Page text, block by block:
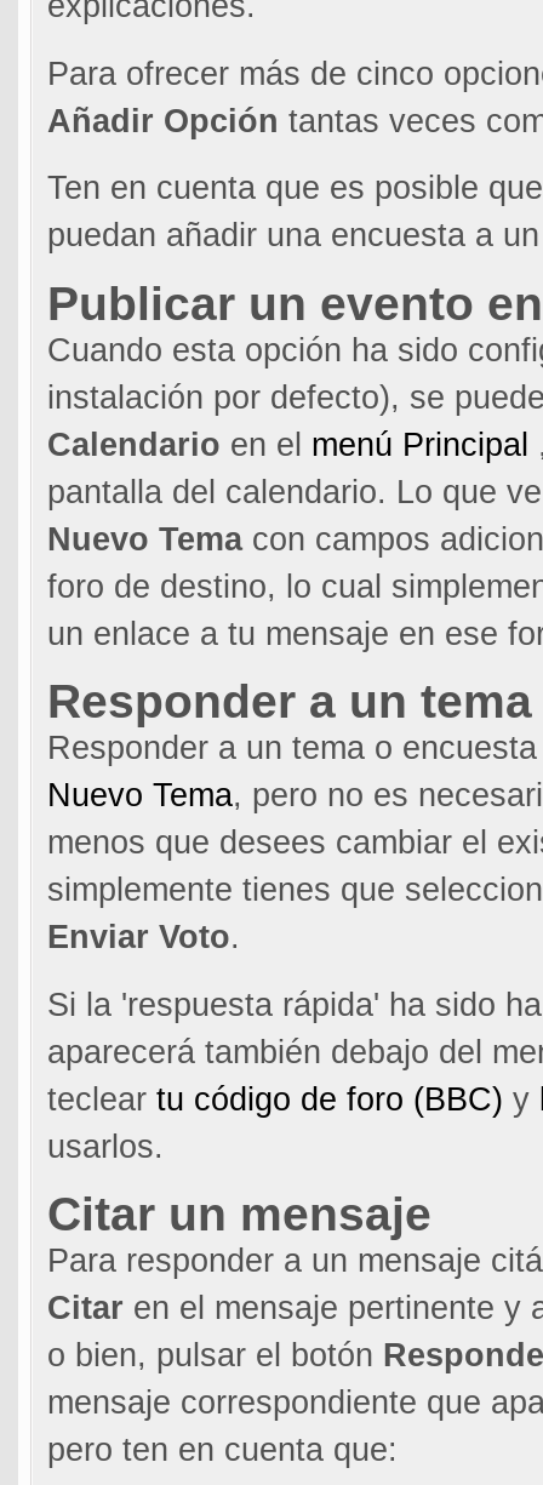
Para ofrecer más de cinco
Añadir Opción tantas veces
Ten en cuenta que es posible
puedan añadir una encuesta a
Publicar un evento
Cuando esta opción ha sido
instalación por defecto), se
Calendario en el menú Principal
pantalla del calendario. Lo que
Nuevo Temacon campos
foro de destino, lo cual
un enlace a tu mensaje en ese
Responder a un
Responder a un tema o
Nuevo Tema, pero no es
menos que desees cambiar el
simplemente tienes que
Enviar Voto.
Si la 'respuesta rápida' ha sido
aparecerá también debajo del
teclear tu código de foro (BBC) y
usarlos.
Citar un mensaje
Para responder a un mensaje
Citar en el mensaje pertinente y
o bien, pulsar el botón
mensaje correspondiente que
pero ten en cuenta que: